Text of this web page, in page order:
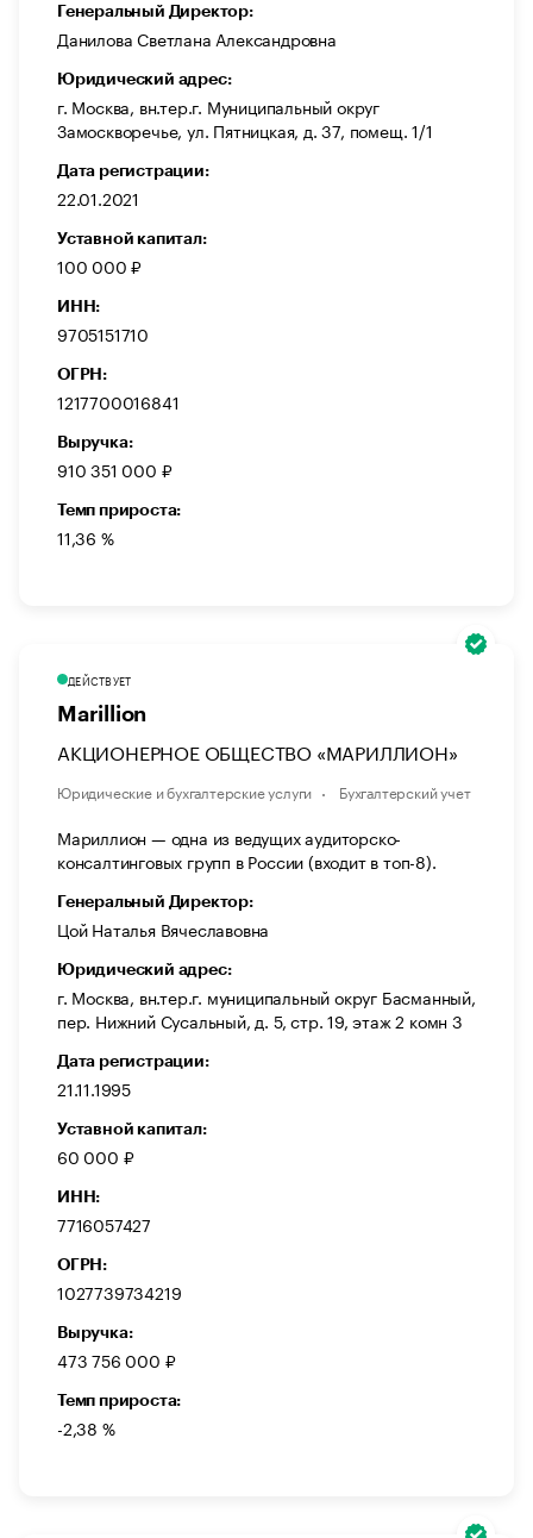
Генеральный Директор:
Данилова Светлана Александровна
Юридический адрес:
г. Москва, вн.тер.г. Муниципальный округ
Замоскворечье, ул. Пятницкая, д. 37, помещ. 1/1
Дата регистрации:
22.01.2021
Уставной капитал:
100 000 ₽
ИНН:
9705151710
ОГРН:
1217700016841
Выручка:
910 351 000 ₽
Темп прироста:
11,36 %
ДЕЙСТВУЕТ
Marillion
АКЦИОНЕРНОЕ ОБЩЕСТВО «МАРИЛЛИОН»
Юридические и бухгалтерские услуги Бухгалтерский учет
Мариллион — одна из ведущих аудиторско-
консалтинговых групп в России (входит в топ-8).
Генеральный Директор:
Цой Наталья Вячеславовна
Юридический адрес:
г. Москва, вн.тер.г. муниципальный округ Басманный,
пер. Нижний Сусальный, д. 5, стр. 19, этаж 2 комн 3
Дата регистрации:
21.11.1995
Уставной капитал:
60 000 ₽
ИНН:
7716057427
ОГРН:
1027739734219
Выручка:
473 756 000 ₽
Темп прироста:
-2,38 %